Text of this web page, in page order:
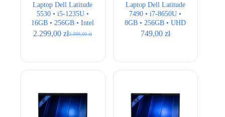
Laptop Dell Latitude
5530 • i5-1235U •
16GB • 256GB • Intel
UHD • 15,6 ” Full
2.399,00zł
Pierwotna
2.399,00 zł.
2.299,00zł
Aktualna
2.299,00 zł.
Laptop Dell Latitude
7490 • i7-8650U •
8GB • 256GB • UHD
620 • 14.1″ Full HD •
749,00 zł